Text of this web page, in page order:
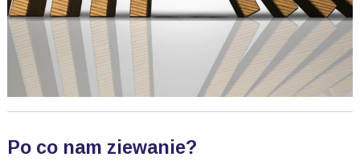
Po co nam ziewanie?